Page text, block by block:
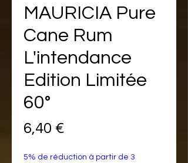
MAURICIA Pure
Cane Rum
L'intendance
Edition Limitée
60°
6,40 €
5% de réduction à partir de 3